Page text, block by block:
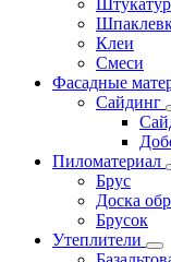
Клеи
Смеси
Фасадные
Сайдинг
Пиломатериал
Брус
Доска
Брусок
Утеплители